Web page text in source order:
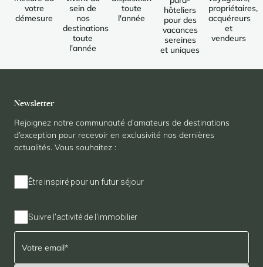
votre
démesure
sein de
nos
destinations
toute
l'année
toute
l'année
hôteliers
pour des
vacances
sereines
et uniques
propriétaires,
acquéreurs
et
vendeurs
Newsletter
Rejoignez notre communauté d’amateurs de destinations
d’exception pour recevoir en exclusivité nos dernières
actualités. Vous souhaitez :
Être inspiré pour un futur séjour
Suivre l'activité de l'immobilier